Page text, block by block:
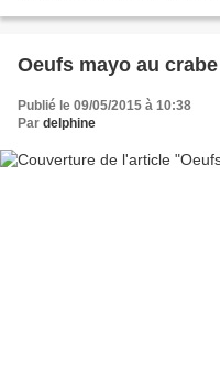
Oeufs mayo au crabe
Publié le 09/05/2015 à 10:38
Par delphine